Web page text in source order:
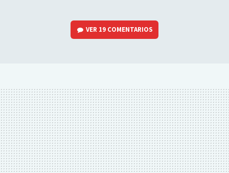
VER 19 COMENTARIOS